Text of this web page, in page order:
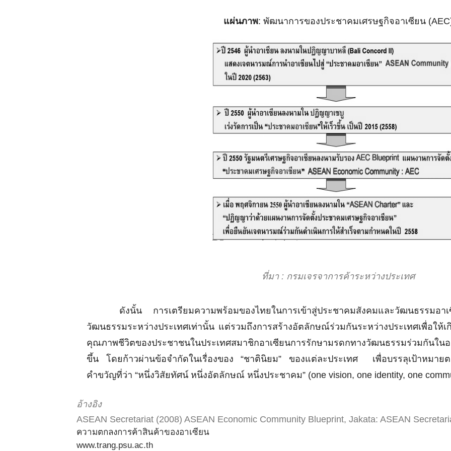
แผ่นภาพ: พัฒนาการของประชาคมเศรษฐกิจอาเซียน
ที่มา : กรมเจรจาการค้าระหว่างประเทศ
ดังนั้น การเตรียมความพร้อมของไทยในการเข้าสู่ประชาคมสังคมและวัฒนธรรมอาเซี
วัฒนธรรมระหว่างประเทศเท่านั้น แต่รวมถึงการสร้างอัตลักษณ์ร่วมกันระหว่างประเทศเพื่อให้
คุณภาพชีวิตของประชาชนในประเทศสมาชิกอาเซียนการรักษามรดกทางวัฒนธรรมร่วมกัน
ขึ้น โดยก้าวผ่านข้อจำกัดในเรื่องของ “ชาตินิยม” ของแต่ละประเทศ เพื่อบรรลุเป้าหมายต
คำขวัญที่ว่า “หนึ่งวิสัยทัศน์ หนึ่งอัตลักษณ์ หนึ่งประชาคม” (one vision, one identity, one
อ้างอิง
ASEAN Secretariat (2008) ASEAN Economic Community Blueprint, Jakata: ASEAN
ความตกลงการค้าสินค้าของอาเซียน
www.trang.psu.ac.th